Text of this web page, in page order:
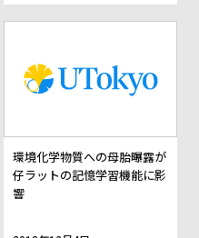
環境化学物質への母胎曝露が
仔ラットの記憶学習機能に影
響